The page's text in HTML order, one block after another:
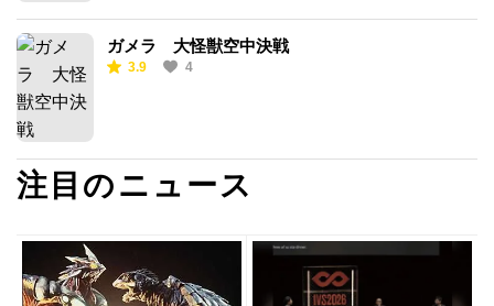
ガメラ 大怪獣空中決戦
3.9 4
注目のニュース